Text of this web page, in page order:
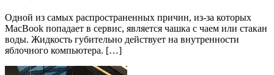
Одной из самых распространенных причин, из-за которых
MacBook попадает в сервис, является чашка с чаем или стакан
воды. Жидкость губительно действует на внутренности
яблочного компьютера. […]